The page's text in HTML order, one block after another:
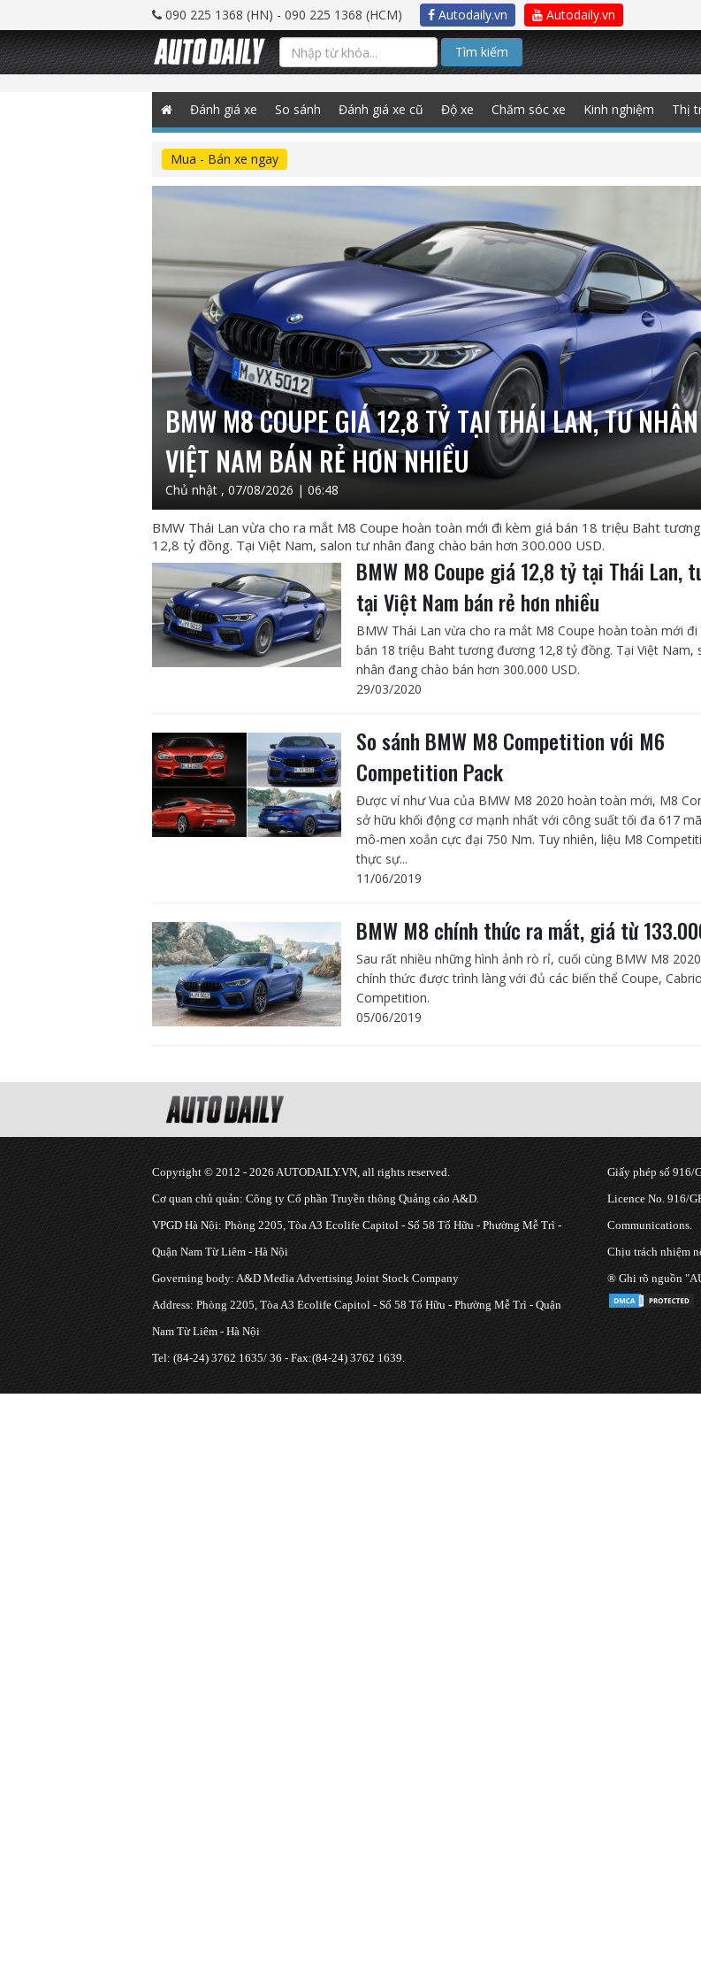
090 225 1368 (HN) - 090 225 1368 (HCM) Autodaily.vn Autodaily.vn
Tìm kiếm
Đánh giá xe So sánh Đánh giá xe cũ Độ xe Chăm sóc xe Kinh nghiệm Thị
Mua - Bán xe ngay
BMW M8 COUPE GIÁ 12,8 TỶ TẠI THÁI LAN, TƯ
VIỆT NAM BÁN RẺ HƠN NHIỀU
Chủ nhật , 07/08/2026 | 06:48
BMW Thái Lan vừa cho ra mắt M8 Coupe hoàn toàn mới đi kèm giá bán 18 triệu Baht
12,8 tỷ đồng. Tại Việt Nam, salon tư nhân đang chào bán hơn 300.000 USD.
BMW M8 Coupe giá 12,8 tỷ tại Thái Lan,
tại Việt Nam bán rẻ hơn nhiều
BMW Thái Lan vừa cho ra mắt M8 Coupe hoàn toàn mới đi
bán 18 triệu Baht tương đương 12,8 tỷ đồng. Tại Việt Nam,
nhân đang chào bán hơn 300.000 USD.
29/03/2020
So sánh BMW M8 Competition với M6
Competition Pack
Được ví như Vua của BMW M8 2020 hoàn toàn mới, M8
sở hữu khối động cơ mạnh nhất với công suất tối đa 617
mô-men xoắn cực đại 750 Nm. Tuy nhiên, liệu M8
thực sự...
11/06/2019
BMW M8 chính thức ra mắt, giá từ
Sau rất nhiều những hình ảnh rò rỉ, cuối cùng BMW M8
chính thức được trình làng với đủ các biến thể Coupe,
Competition.
05/06/2019
Copyright © 2012 - 2026 AUTODAILY.VN, all rights reserved.
Cơ quan chủ quản: Công ty Cổ phần Truyền thông Quảng cáo A&D.
VPGD Hà Nội: Phòng 2205, Tòa A3 Ecolife Capitol - Số 58 Tố Hữu - Phường Mễ Trì -
Quận Nam Từ Liêm - Hà Nội
Governing body: A&D Media Advertising Joint Stock Company
Address: Phòng 2205, Tòa A3 Ecolife Capitol - Số 58 Tố Hữu - Phường Mễ Trì - Quận
Nam Từ Liêm - Hà Nội
Tel: (84-24) 3762 1635/ 36 - Fax:(84-24) 3762 1639.
Giấy phép số 916/
Licence No. 916/
Communications.
Chịu trách nhiệm
® Ghi rõ nguồn